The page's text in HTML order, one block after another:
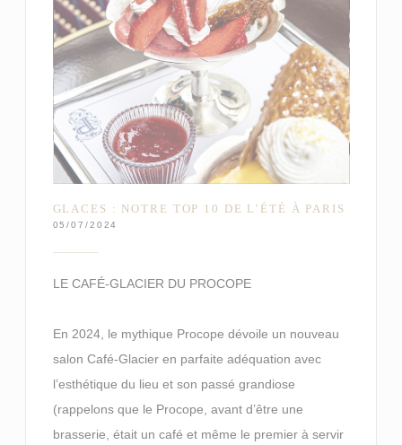
GLACES : NOTRE TOP 10 DE L’ÉTÉ À PARIS
05/07/2024
LE CAFÉ-GLACIER DU PROCOPE
En 2024, le mythique Procope dévoile un nouveau
salon Café-Glacier en parfaite adéquation avec
l’esthétique du lieu et son passé grandiose
(rappelons que le Procope, avant d’être une
brasserie, était un café et même le premier à servir